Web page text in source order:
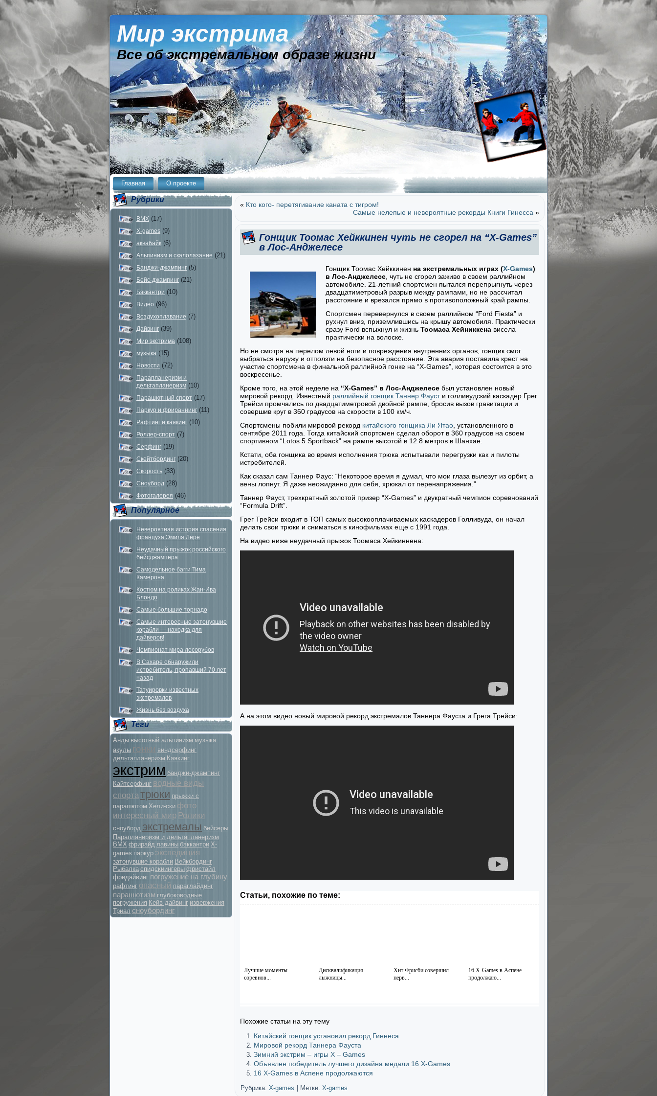
Мир экстрима
Все об экстремальном образе жизни
Главная О проекте
Рубрики
BMX (17)
X-games (9)
аквабайк (6)
Альпинизм и скалолазание (21)
Банджи-джампинг (5)
Бейс-джампинг (21)
Бэккантри (10)
Видео (96)
Воздухоплавание (7)
Дайвинг (39)
Мир экстрима (108)
музыка (15)
Новости (72)
Парапланеризм и
дельтапланеризм (10)
Парашютный спорт (17)
Паркур и фрираннинг (11)
Рафтинг и каякинг (10)
Роллер-спорт (7)
Серфинг (19)
Скейтбординг (20)
Скорость (33)
Сноуборд (28)
Фотогалерея (46)
Популярное
Невероятная история спасения
француза Эмиля Лере
Неудачный прыжок российского
бейсджампера
Самодельное багги Тима
Камерона
Костюм на роликах Жан-Ива
Блондо
Самые большие торнадо
Самые интересные затонувшие
корабли — находка для
дайверов!
Чемпионат мира лесорубов
В Сахаре обнаружили
истребитель, пропавший 70 лет
назад
Татуировки известных
экстремалов
Жизнь без воздуха
Теги
Анды высотный альпинизм музыка
акулы гонки
виндсерфинг
дельтапланеризм Каякинг
экстрим банджи-джампинг
Кайтсерфинг водные виды
спортатрюки прыжки с
парашютом Хели-ски фото
интересный мир Ролики
сноуборд экстремалы бейсеры
Парапланеризм и дельтапланеризм
BMX фрирайд лавины бэккантри X-
games паркур экспедиция
затонувшие корабли Вейкбординг
Рыбалка спидскиингеры фристайл
фридайвинг погружение на глубину
рафтинг опасный параглайдинг
парашютизм глубоководные
погружения Кейв-дайвинг извержения
Триал сноубординг
« Кто кого- перетягивание каната с тигром!
Самые нелепые и невероятные рекорды Книги Гинесса »
Гонщик Тоомас Хейккинен чуть не сгорел на “X-Games”
в Лос-Анджелесе
Гонщик Тоомас Хейккинен на экстремальных играх (X-Games)
в Лос-Анджелесе , чуть не сгорел заживо в своем раллийном
автомобиле. 21-летний спортсмен пытался перепрыгнуть через
двадцатиметровый разрыв между рампами, но не рассчитал
расстояние и врезался прямо в противоположный край рампы.
Спортсмен перевернулся в своем раллийном “Ford Fiesta” и
рухнул вниз, приземлившись на крышу автомобиля. Практически
сразу Ford вспыхнул и жизнь Тоомаса Хейниккена висела
практически на волоске.
Но не смотря на перелом левой ноги и повреждения внутренних органов, гонщик смог
выбраться наружу и отползти на безопасное расстояние. Эта авария поставила крест на
участие спортсмена в финальной раллийной гонке на “X-Games”, которая состоится в это
воскресенье.
Кроме того, на этой неделе на “X-Games” в Лос-Анджелесе был установлен новый
мировой рекорд. Известный раллийный гонщик Таннер Фаусти голливудский каскадер Грег
Трейси промчались по двадцатиметровой двойной рампе, бросив вызов гравитации и
совершив круг в 360 градусов на скорости в 100 км/ч.
Спортсмены побили мировой рекорд китайского гонщика Ли Ятао , установленного в
сентябре 2011 года. Тогда китайский спортсмен сделал оборот в 360 градусов на своем
спортивном “Lotos 5 Sportback” на рампе высотой в 12.8 метров в Шанхае.
Кстати, оба гонщика во время исполнения трюка испытывали перегрузки как и пилоты
истребителей.
Как сказал сам Таннер Фаус: “Некоторое время я думал, что мои глаза вылезут из орбит, а
вены лопнут. Я даже неожиданно для себя, хрюкал от перенапряжения.”
Таннер Фауст, трехкратный золотой призер “X-Games” и двукратный чемпион соревнований
“Formula Drift”.
Грег Трейси входит в ТОП самых высокооплачиваемых каскадеров Голливуда, он начал
делать свои трюки и сниматься в кинофильмах еще с 1991 года.
На видео ниже неудачный прыжок Тоомаса Хейкиннена:
А на этом видео новый мировой рекорд экстремалов Таннера Фауста и Грега Трейси:
Статьи, похожие по теме:
Лучшие моменты
соревнов...
Дисквалификация
лыжницы...
Хит Фрисби совершил
перв...
16 X-Games в Аспене
продолжаю...
Похожие статьи на эту тему
Китайский гонщик установил рекорд Гиннеса
Мировой рекорд Таннера Фауста
Зимний экстрим – игры X – Games
Объявлен победитель лучшего дизайна медали 16 X-Games
16 X-Games в Аспене продолжаются
Рубрика: X-games Метки: X-games